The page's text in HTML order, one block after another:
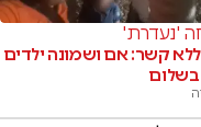
'נעדרת'
קשר: אם ושמונה ילדים
בשלום